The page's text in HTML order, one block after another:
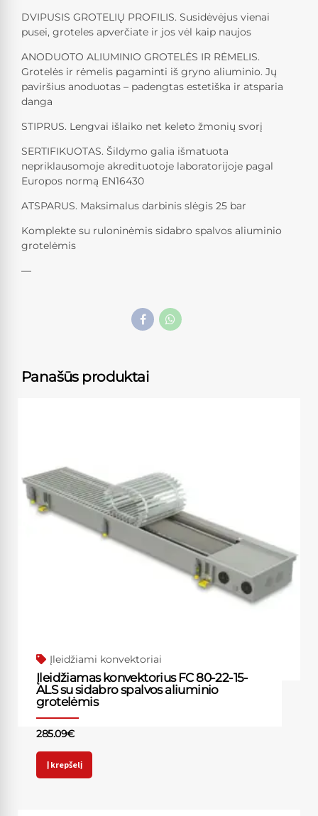
DVIPUSIS GROTELIŲ PROFILIS. Susidėvėjus vienai
pusei, groteles apverčiate ir jos vėl kaip naujos
ANODUOTO ALIUMINIO GROTELĖS IR RĖMELIS.
Grotelės ir rėmelis pagaminti iš gryno aliuminio. Jų
paviršius anoduotas – padengtas estetiška ir atsparia
danga
STIPRUS. Lengvai išlaiko net keleto žmonių svorį
SERTIFIKUOTAS. Šildymo galia išmatuota
nepriklausomoje akredituotoje laboratorijoje pagal
Europos normą EN16430
ATSPARUS. Maksimalus darbinis slėgis 25 bar
Komplekte su ruloninėmis sidabro spalvos aliuminio
grotelėmis
—
Panašūs produktai
Įleidžiami konvektoriai
Įleidžiamas konvektorius FC 80-22-15-
ALS su sidabro spalvos aliuminio
grotelėmis
285.09€
Į krepšelį